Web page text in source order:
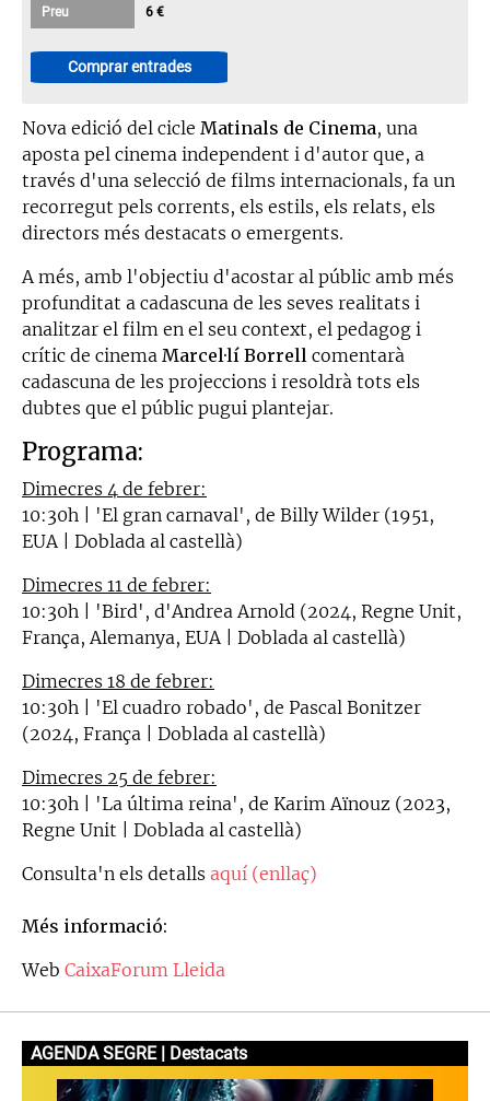
Preu 6 €
Comprar entrades
Nova edició del cicle Matinals de Cinema, una
aposta pel cinema independent i d'autor que, a
través d'una selecció de films internacionals, fa un
recorregut pels corrents, els estils, els relats, els
directors més destacats o emergents.
A més, amb l'objectiu d'acostar al públic amb més
profunditat a cadascuna de les seves realitats i
analitzar el film en el seu context, el pedagog i
crític de cinema Marcel·lí Borrell comentarà
cadascuna de les projeccions i resoldrà tots els
dubtes que el públic pugui plantejar.
Programa:
Dimecres 4 de febrer:
10:30h | 'El gran carnaval', de Billy Wilder (1951,
EUA | Doblada al castellà)
Dimecres 11 de febrer:
10:30h | 'Bird', d'Andrea Arnold (2024, Regne Unit,
França, Alemanya, EUA | Doblada al castellà)
Dimecres 18 de febrer:
10:30h | 'El cuadro robado', de Pascal Bonitzer
(2024, França | Doblada al castellà)
Dimecres 25 de febrer:
10:30h | 'La última reina', de Karim Aïnouz (2023,
Regne Unit | Doblada al castellà)
Consulta'n els detalls aquí (enllaç)
Més informació:
Web CaixaForum Lleida
AGENDA SEGRE | Destacats